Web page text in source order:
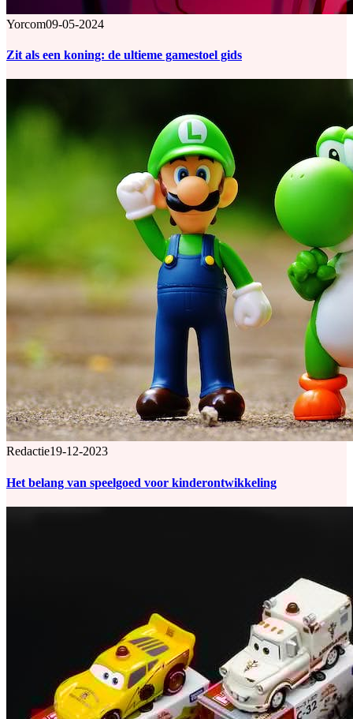
Yorcom09-05-2024
Zit als een koning: de ultieme gamestoel gids
Redactie19-12-2023
Het belang van speelgoed voor kinderontwikkeling